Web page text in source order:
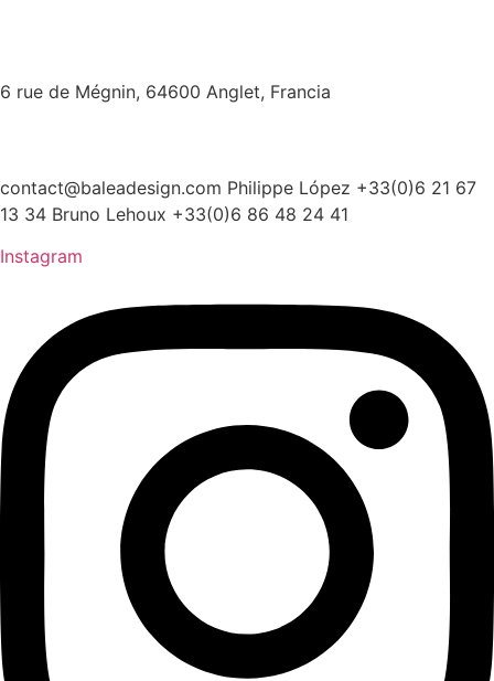
6 rue de Mégnin, 64600 Anglet, Francia
contact@baleadesign.com Philippe López +33(0)6 21 67
13 34 Bruno Lehoux +33(0)6 86 48 24 41
Instagram